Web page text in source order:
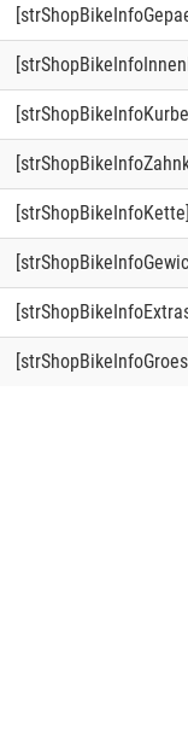
[strShopBikeInfoKette]